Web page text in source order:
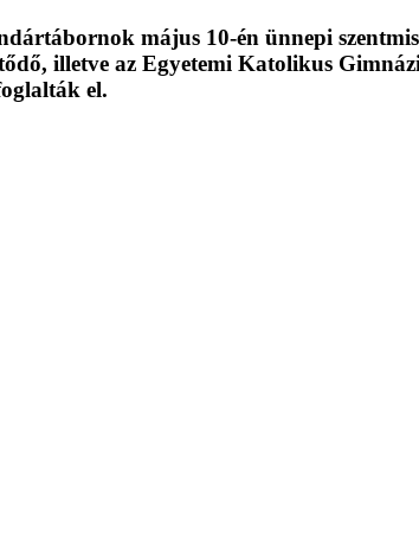
május 10-én ünnepi
illetve az Egyetemi Katolikus
el.